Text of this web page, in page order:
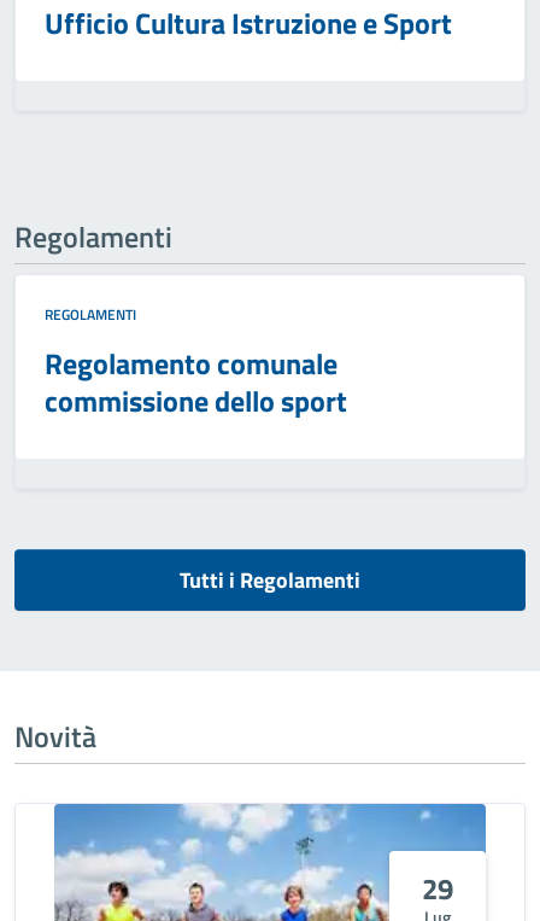
Ufficio Cultura Istruzione e Sport
Regolamenti
REGOLAMENTI
Regolamento comunale
commissione dello sport
Tutti i Regolamenti
Novità
29